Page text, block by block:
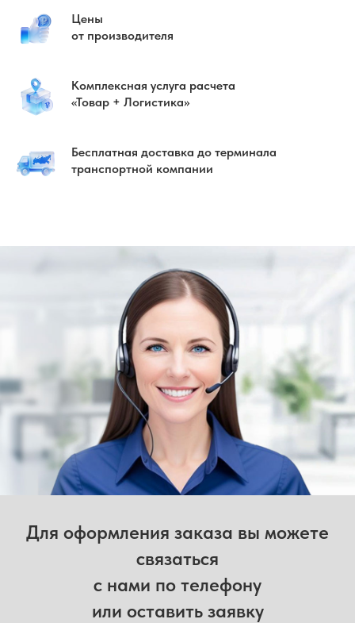
Цены
от производителя
Комплексная услуга расчета
«Товар + Логистика»
Бесплатная доставка до терминала
транспортной компании
Для оформления заказа вы можете
связаться
с нами по телефону
или оставить заявку